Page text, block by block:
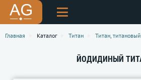
Главная Каталог Титан Титан,
ЙОДИДИНЫЙ